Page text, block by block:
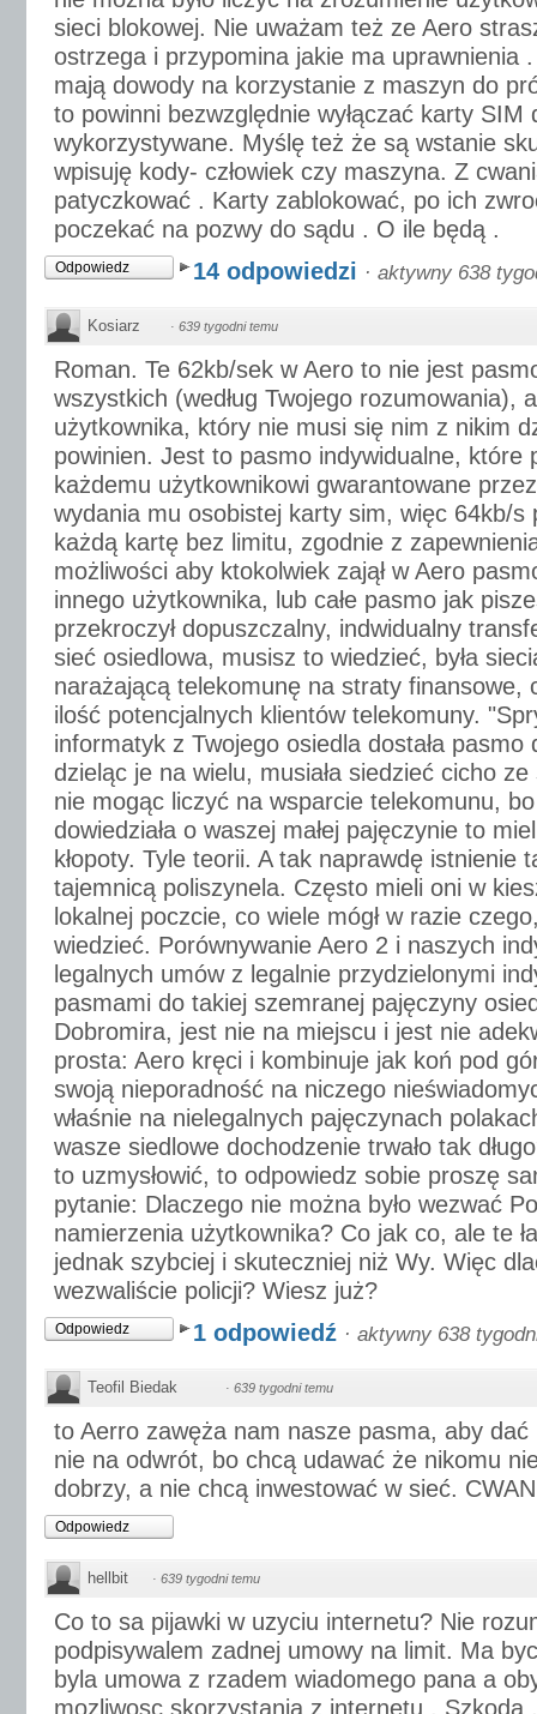
sieci blokowej. Nie uważam też ze Aero
ostrzega i przypomina jakie ma uprawnienia
mają dowody na korzystanie z maszyn do
to powinni bezwzględnie wyłączać karty SIM
wykorzystywane. Myślę też że są wstanie
wpisuję kody- człowiek czy maszyna. Z
patyczkować . Karty zablokować, po ich
poczekać na pozwy do sądu . O ile będą .
Odpowiedz 14 odpowiedzi · aktywny 638
Kosiarz · 639 tygodni temu
Roman. Te 62kb/sek w Aero to nie jest
wszystkich (według Twojego rozumowania),
użytkownika, który nie musi się nim z nikim
powinien. Jest to pasmo indywidualne, które
każdemu użytkownikowi gwarantowane
wydania mu osobistej karty sim, więc 64kb/s
każdą kartę bez limitu, zgodnie z
możliwości aby ktokolwiek zajął w Aero
innego użytkownika, lub całe pasmo jak
przekroczył dopuszczalny, indwidualny
sieć osiedlowa, musisz to wiedzieć, była
narażającą telekomunę na straty finansowe,
ilość potencjalnych klientów telekomuny.
informatyk z Twojego osiedla dostała pasmo
dzieląc je na wielu, musiała siedzieć cicho
nie mogąc liczyć na wsparcie telekomunu,
dowiedziała o waszej małej pajęczynie to
kłopoty. Tyle teorii. A tak naprawdę istnienie
tajemnicą poliszynela. Często mieli oni w
lokalnej poczcie, co wiele mógł w razie
wiedzieć. Porównywanie Aero 2 i naszych
legalnych umów z legalnie przydzielonymi
pasmami do takiej szemranej pajęczyny
Dobromira, jest nie na miejscu i jest nie
prosta: Aero kręci i kombinuje jak koń pod
swoją nieporadność na niczego
właśnie na nielegalnych pajęczynach
wasze siedlowe dochodzenie trwało tak
to uzmysłowić, to odpowiedz sobie proszę
pytanie: Dlaczego nie można było wezwać
namierzenia użytkownika? Co jak co, ale te
jednak szybciej i skuteczniej niż Wy. Więc
wezwaliście policji? Wiesz już?
Odpowiedz 1 odpowiedź · aktywny 638
Teofil Biedak · 639 tygodni temu
to Aerro zawęża nam nasze pasma, aby dać
nie na odwrót, bo chcą udawać że nikomu
dobrzy, a nie chcą inwestować w sieć.
Odpowiedz
hellbit · 639 tygodni temu
Co to sa pijawki w uzyciu internetu? Nie
podpisywalem zadnej umowy na limit. Ma
byla umowa z rzadem wiadomego pana a
mozliwosc skorzystania z internetu . Szkoda